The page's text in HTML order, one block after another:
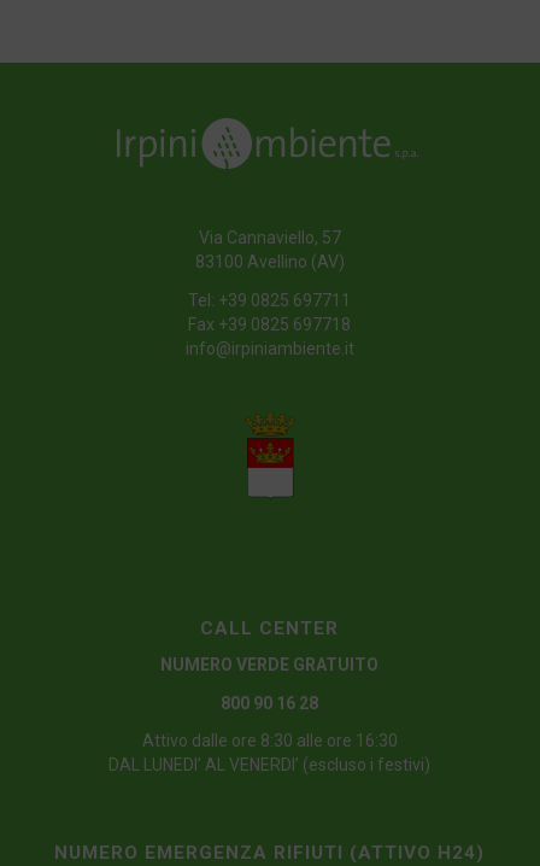
Via Cannaviello, 57
83100 Avellino (AV)
Tel: +39 0825 697711
Fax +39 0825 697718
info@irpiniambiente.it
CALL CENTER
NUMERO VERDE GRATUITO
800 90 16 28
Attivo dalle ore 8:30 alle ore 16:30
DAL LUNEDI’ AL VENERDI’ (escluso i festivi)
NUMERO EMERGENZA RIFIUTI (ATTIVO H24)